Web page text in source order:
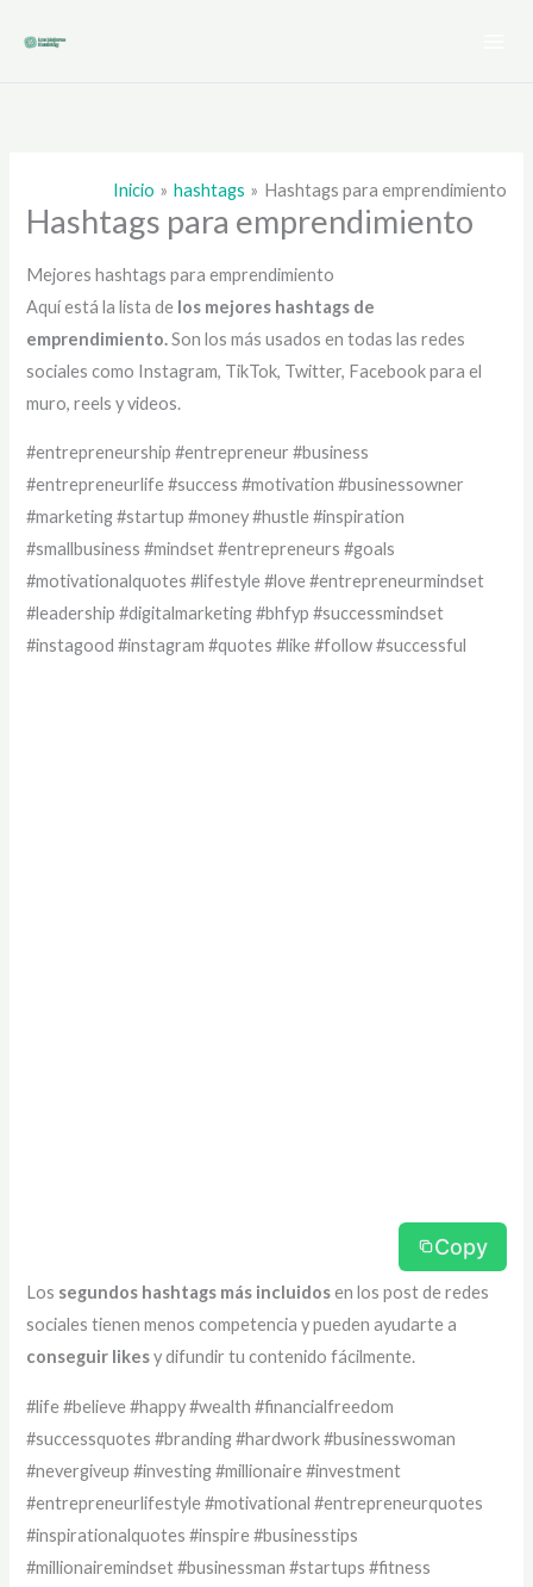
Inicio hashtags Hashtags para emprendimiento
Hashtags para emprendimiento
Mejores hashtags para emprendimiento
Aquí está la lista de los mejores hashtags de
emprendimiento.Son los más usados en todas las redes
sociales como Instagram, TikTok, Twitter, Facebook para el
muro, reels y videos.
#entrepreneurship #entrepreneur #business
#entrepreneurlife #success #motivation #businessowner
#marketing #startup #money #hustle #inspiration
#smallbusiness #mindset #entrepreneurs #goals
#motivationalquotes #lifestyle #love #entrepreneurmindset
#leadership #digitalmarketing #bhfyp #successmindset
#instagood #instagram #quotes #like #follow #successful
Copy
Los segundos hashtags más incluidosen los post de redes
sociales tienen menos competencia y pueden ayudarte a
conseguir likesy difundir tu contenido fácilmente.
#life #believe #happy #wealth #financialfreedom
#successquotes #branding #hardwork #businesswoman
#nevergiveup #investing #millionaire #investment
#entrepreneurlifestyle #motivational #entrepreneurquotes
#inspirationalquotes #inspire #businesstips
#millionairemindset #businessman #startups #fitness